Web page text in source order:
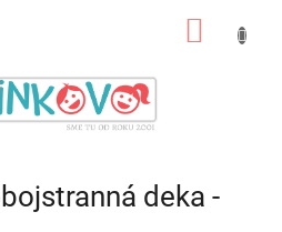
deka -